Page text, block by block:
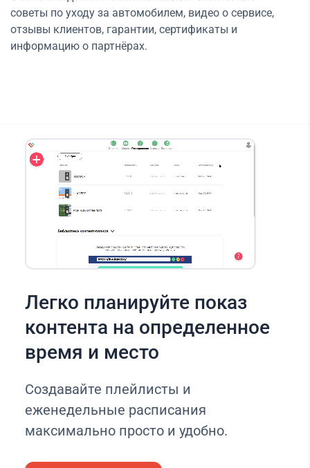
советы по уходу за автомобилем, видео о сервисе,
отзывы клиентов, гарантии, сертификаты и
информацию о партнёрах.
Легко планируйте показ
контента на определенное
время и место
Создавайте плейлисты и
еженедельные расписания
максимально просто и удобно.